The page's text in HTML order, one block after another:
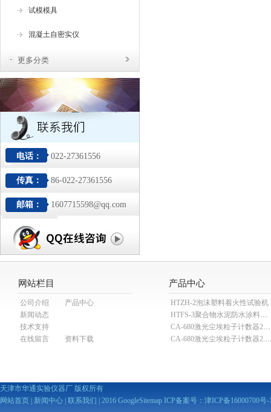
试模模具
混凝土自密实仪
更多分类
电话： 022-27361556
传真： 86-022-27361556
邮箱： 1607715598@qq.com
网站栏目
公司介绍
产品中心
新闻动态
技术支持
在线留言
资料下载
产品中心
HTZH-2泡沫塑料着火性试验机
HTFS-3聚合物水泥防水涂料分散机
CA-680激光尘埃粒子计数器28.3L
CA-680激光尘埃粒子
天津市华通实验仪器厂 版权所有
网站首页
新闻中心 联系我们 | 2016 GoogleSitemap ICP备案号： 津ICP备16000700号-